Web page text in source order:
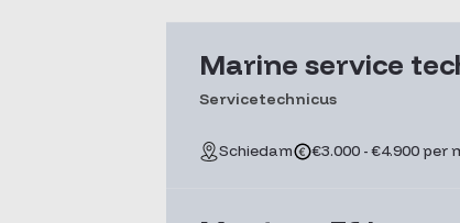
Marine service
Servicetechnicus
Schiedam €3.000 - €4.900 per